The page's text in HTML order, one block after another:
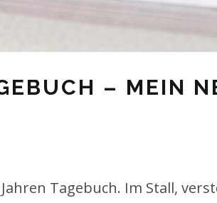
– MEIN
Tagebuch. Im Stall,